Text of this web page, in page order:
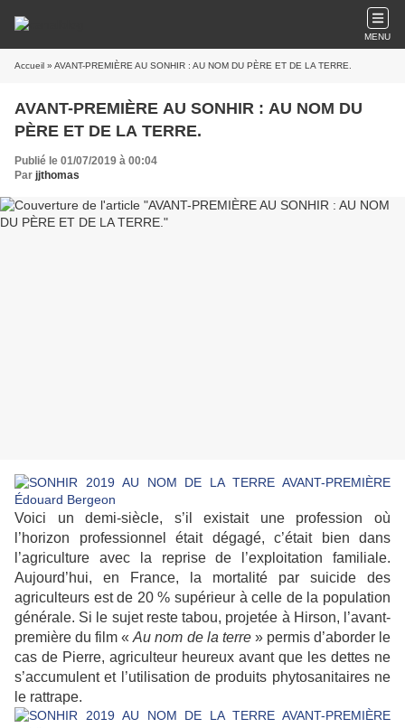
MENU
Accueil » AVANT-PREMIÈRE AU SONHIR : AU NOM DU PÈRE ET DE LA TERRE.
AVANT-PREMIÈRE AU SONHIR : AU NOM DU
PÈRE ET DE LA TERRE.
Publié le 01/07/2019 à 00:04
Par jjthomas
Voici un demi-siècle, s’il existait une profession où
l’horizon professionnel était dégagé, c’était bien dans
l’agriculture avec la reprise de l’exploitation familiale.
Aujourd’hui, en France, la mortalité par suicide des
agriculteurs est de 20 % supérieur à celle de la population
générale. Si le sujet reste tabou, projetée à Hirson, l’avant-
première du film «Au nom de la terre» permis d’aborder le
cas de Pierre, agriculteur heureux avant que les dettes ne
s’accumulent et l’utilisation de produits phytosanitaires ne
le rattrape.